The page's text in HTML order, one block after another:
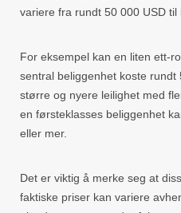
variere fra rundt 50 000 USD til
For eksempel kan en liten ett-
sentral beliggenhet koste
større og nyere leilighet med
en førsteklasses beliggenhet
eller mer.
Det er viktig å merke seg at
faktiske priser kan variere